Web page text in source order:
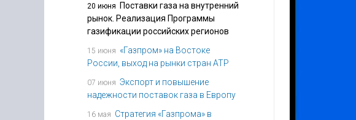
20 июня
Поставки газа на внутренний
рынок. Реализация Программы
газификации российских регионов
15 июня «Газпром» на Востоке
России, выход на рынки стран АТР
07 июня Экспорт и повышение
надежности поставок газа в Европу
16 мая Стратегия «Газпрома» в